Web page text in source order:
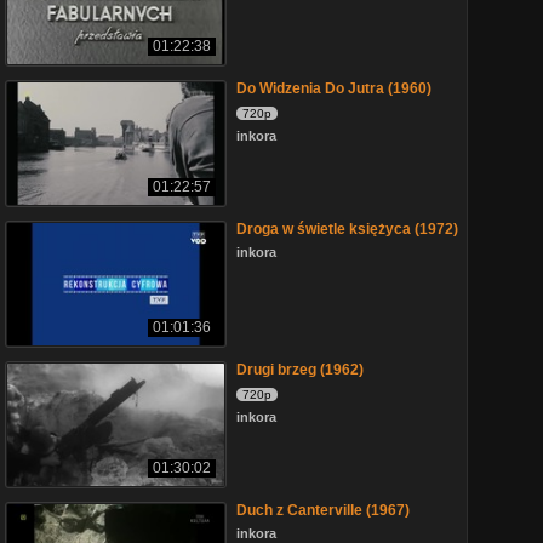
01:22:38
01:22:57
Do Widzenia Do Jutra (1960)
720p
inkora
01:01:36
Droga w świetle księżyca (1972)
inkora
01:30:02
Drugi brzeg (1962)
720p
inkora
Duch z Canterville (1967)
inkora